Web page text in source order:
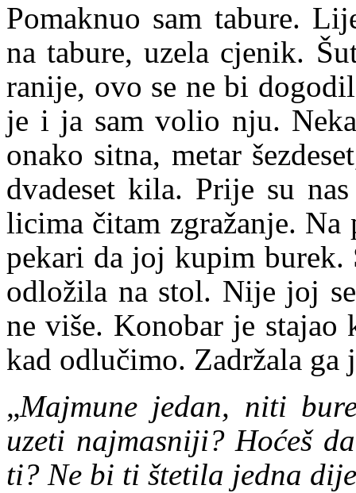
Pomaknuo sam tabure.
na tabure, uzela cjenik.
ranije, ovo se ne bi
je i ja sam volio nju.
onako sitna, metar
dvadeset kila. Prije su
licima čitam zgražanje. Na
pekari da joj kupim burek.
odložila na stol. Nije joj
ne više. Konobar je stajao
kad odlučimo. Zadržala ga
„Majmune jedan, niti
uzeti najmasniji? Hoćeš
ti? Ne bi ti štetila jedna